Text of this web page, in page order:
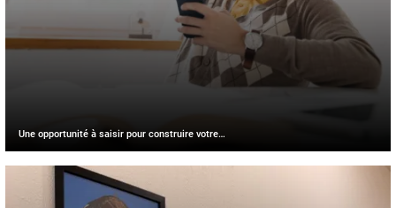
Une opportunité à saisir pour construire votre…